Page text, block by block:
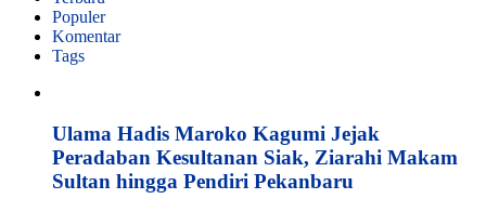
Populer
Komentar
Tags
Ulama Hadis Maroko Kagumi Jejak
Peradaban Kesultanan Siak, Ziarahi Makam
Sultan hingga Pendiri Pekanbaru